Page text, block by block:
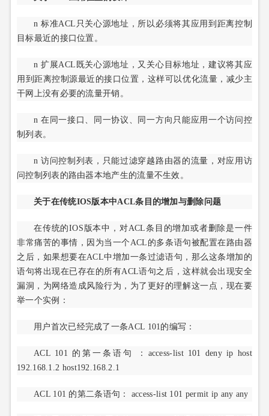
n 标准ACL只关心源地址，所以必须将其应用到距离控制
目标最近的接口位置。
n 扩展ACL既关心源地址，又关心目标地址，建议将其应
用到距离控制源最近的接口位置，这样可以优化流量，减少主
干网上没有必要的流量开销。
n 在同一接口、同一协议、同一方向只能应用一个访问控
制列表。
n 访问控制列表，只能过滤穿越路由器的流量，对应用访
问控制列表的路由器本地产生的流量不生效。
关于在传统IOS版本中ACL条目的增加与删除问题
在传统的IOS版本中，对ACL条目的增加或者删除是一件
非常痛苦的事情，因为当一个ACL的多条语句被配置在路由器
之后，如果想要在ACL中增加一条过滤语句，那么这条增加的
语句将出现在已存在的所有ACL语句之后，这样就会出现安全
漏洞，为网络造成风险行为，为了更好的理解这一点，现在要
举一个实例：
用户首次已经完成了一条ACL 101的编写：
ACL 101 的第一条语句 ：access-list 101 deny ip host
192.168.1.2 host192.168.2.1
ACL 101 的第二条语句： access-list 101 permit ip any any